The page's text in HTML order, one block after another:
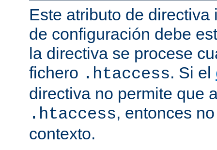
Este atributo de
de configuración debe
la directiva se procese
fichero .htaccess. Si el
directiva no permite que
.htaccess, entonces
contexto.